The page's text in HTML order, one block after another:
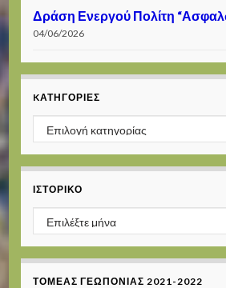
Δράση Ενεργού Πολίτη
04/06/2026
KΑΤΗΓΟΡΊΕΣ
Kατηγορίες
ΙΣΤΟΡΙΚΌ
Ιστορικό
ΤΟΜΈΑΣ ΓΕΩΠΟΝΊΑΣ 2021-2022